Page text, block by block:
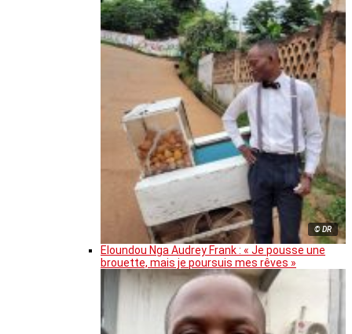
© DR
Eloundou Nga Audrey Frank : « Je pousse une
brouette, mais je poursuis mes rêves »